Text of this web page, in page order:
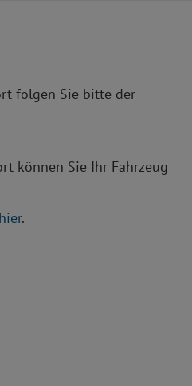
folgen Sie bitte der
können Sie Ihr Fahrzeug
.